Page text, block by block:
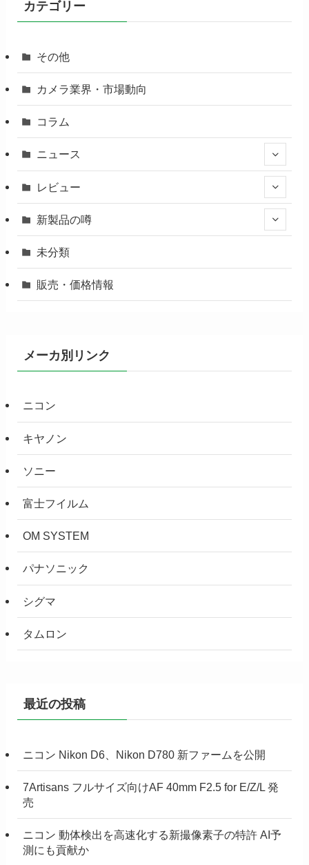
カテゴリー
その他
カメラ業界・市場動向
コラム
ニュース
レビュー
新製品の噂
未分類
販売・価格情報
メーカ別リンク
ニコン
キヤノン
ソニー
富士フイルム
OM SYSTEM
パナソニック
シグマ
タムロン
最近の投稿
ニコン Nikon D6、Nikon D780 新ファームを公開
7Artisans フルサイズ向けAF 40mm F2.5 for E/Z/L 発
売
ニコン 動体検出を高速化する新撮像素子の特許 AI予
測にも貢献か